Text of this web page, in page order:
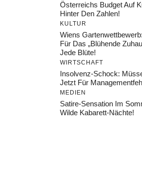
Österreichs Budget Auf
Hinter Den Zahlen!
KULTUR
Wiens
Für Das „Blühende
Jede Blüte!
WIRTSCHAFT
Insolvenz-Schock:
Jetzt Für
MEDIEN
Satire-Sensation Im
Wilde Kabarett-Nächte!